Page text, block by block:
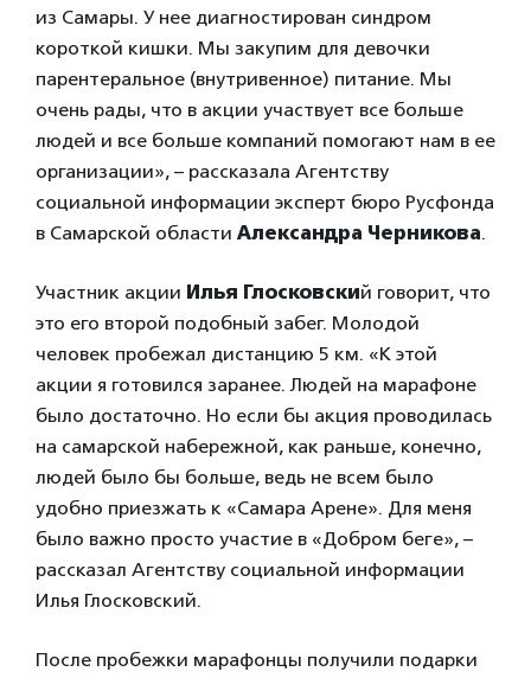
из Самары. У нее диагностирован синдром
короткой кишки. Мы закупим для девочки
парентеральное (внутривенное) питание. Мы
очень рады, что в акции участвует все больше
людей и все больше компаний помогают нам в ее
организации», – рассказала Агентству
социальной информации эксперт бюро Русфонда
в Самарской области Александра Черникова.
Участник акции Илья Глосковский говорит, что
это его второй подобный забег. Молодой
человек пробежал дистанцию 5 км. «К этой
акции я готовился заранее. Людей на марафоне
было достаточно. Но если бы акция проводилась
на самарской набережной, как раньше, конечно,
людей было бы больше, ведь не всем было
удобно приезжать к «Самара Арене». Для меня
было важно просто участие в «Добром беге», –
рассказал Агентству социальной информации
Илья Глосковский.
После пробежки марафонцы получили подарки